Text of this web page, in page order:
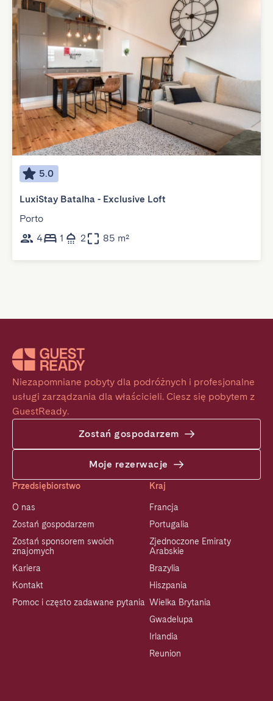
5.0
LuxiStay Batalha - Exclusive Loft
Porto
4
1 2 85 m²
Niezapomniane pobyty dla podróżnych i profesjonalne
usługi zarządzania dla właścicieli. Ciesz się pobytem z
GuestReady.
Zostań gospodarzem
Moje rezerwacje
Przedsiębiorstwo
O nas
Zostań gospodarzem
Zostań sponsorem swoich
znajomych
Kariera
Kontakt
Pomoc i często zadawane pytania
Kraj
Francja
Portugalia
Zjednoczone Emiraty
Arabskie
Brazylia
Hiszpania
Wielka Brytania
Gwadelupa
Irlandia
Reunion